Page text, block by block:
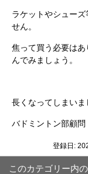
ラケットやシュー
せん。
焦って買う必要は
んでみましょう。
長くなってしまいま
バドミントン部顧
登録日:
このカテゴリー内